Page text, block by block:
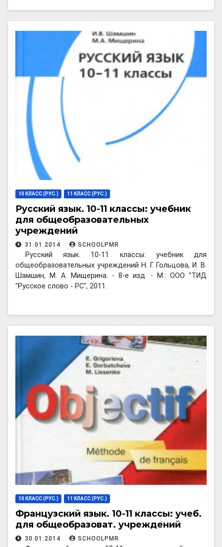
10 КЛАСС (РУС.) 11 КЛАСС (РУС.)
Русский язык. 10-11 классы: учебник
для общеобразовательных
учреждений
31.01.2014 SCHOOLPMR
Русский язык. 10-11 классы: учебник для
общеобразовательных учреждений Н. Г. Гольцова, И. В.
Шамшин, М. А. Мищерина. - 8-е изд. - М.: ООО "ТИД
"Русское слово - РС", 2011.
10 КЛАСС (РУС.) 11 КЛАСС (РУС.)
Французский язык. 10-11 классы: учеб.
для общеобразоват. учреждений
30.01.2014 SCHOOLPMR